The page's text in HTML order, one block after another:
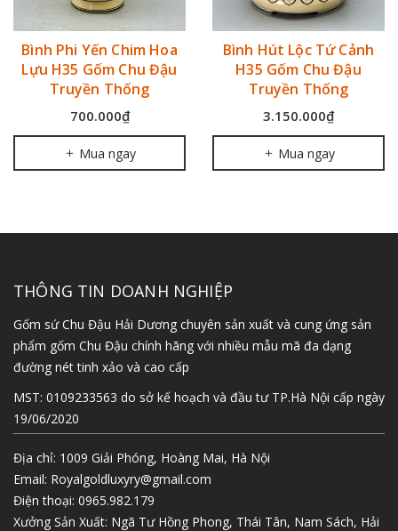
Bình Phi Yến Chim Hoa
Lựu H35 Gốm Chu Đậu
Truyền Thống
700.000₫
Mua ngay
Bình Hút Lộc Tứ Cảnh
H35 Gốm Chu Đậu
Truyền Thống
3.150.000₫
Mua ngay
THÔNG TIN DOANH NGHIỆP
Gốm sứ Chu Đậu Hải Dương chuyên sản xuất và cung ứng sản
phẩm gốm Chu Đậu chính hãng với nhiều mẫu mã đa dạng
đường nét tinh xảo và cao cấp
MST: 0109233563 do sở kế hoạch và đầu tư TP.Hà Nội cấp ngày
19/06/2020
Địa chỉ: 1009 Giải Phóng, Hoàng Mai, Hà Nội
Email: Royalgoldluxyry@gmail.com
Điện thoại: 0965.982.179
Xưởng Sản Xuất: Ngã Tư Hồng Phong, Thái Tân, Nam Sách, Hải